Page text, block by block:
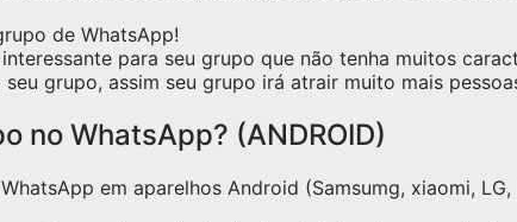
de WhatsApp!
para seu grupo que não tenha muitos
grupo, assim seu grupo irá atrair muito mais
no WhatsApp? (ANDROID)
em aparelhos Android (Samsumg, xiaomi,